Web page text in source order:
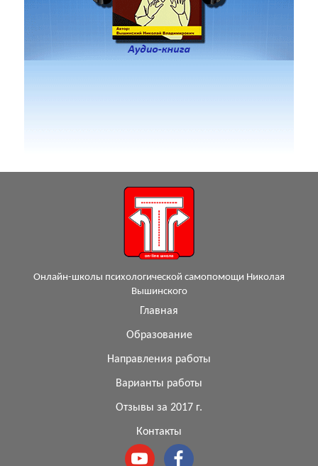
Онлайн-школы психологической самопомощи Николая
Вышинского
Главная
Образование
Направления работы
Варианты работы
Отзывы за 2017 г.
Контакты